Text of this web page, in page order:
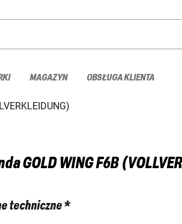
MAGAZYN OBSŁUGA KLIENTA
GOLD WING F6B
techniczne *